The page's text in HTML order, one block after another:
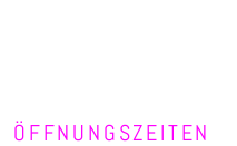
ÖFFNUNGSZEITEN